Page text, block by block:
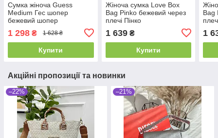
Сумка жіноча Guess
Medium Гес шопер
бежевий шопер
1 298 ₴ 1 628 ₴
Купити
Жіноча сумка Love Box
Bag Pinko бежевий через
плечі Пінко
1 639₴
Купити
Bag
1
Акційні пропозиції та новинки
–22% –21%